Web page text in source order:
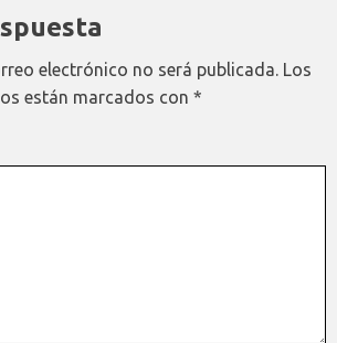
electrónico no será publicada. Los
están marcados con *